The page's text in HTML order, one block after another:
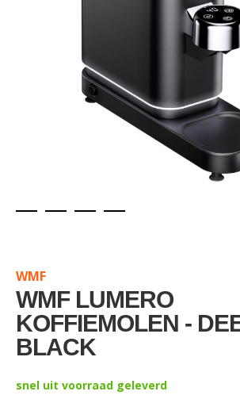
beginning
of
the
images
gallery
WMF
WMF LUMERO
KOFFIEMOLEN -
BLACK
snel uit voorraad geleverd